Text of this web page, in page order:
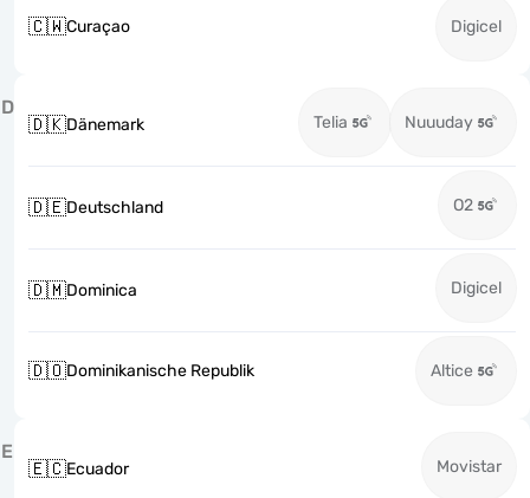
🇨🇼Curaçao Digicel
D
🇩🇰Dänemark Telia Nuuuday
🇩🇪Deutschland O2
🇩🇲Dominica Digicel
🇩🇴Dominikanische Republik Altice
E
🇪🇨Ecuador Movistar